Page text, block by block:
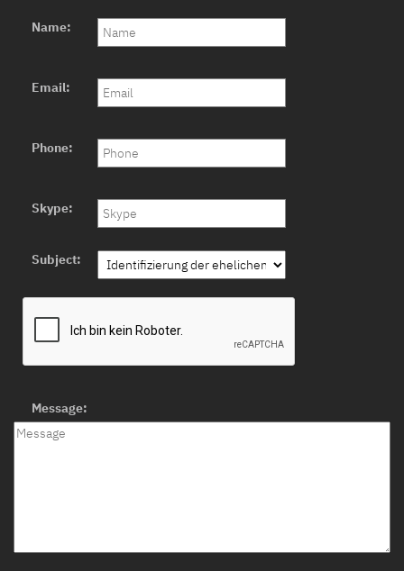
Name:
Email:
Phone:
Skype:
Subject:
Message: